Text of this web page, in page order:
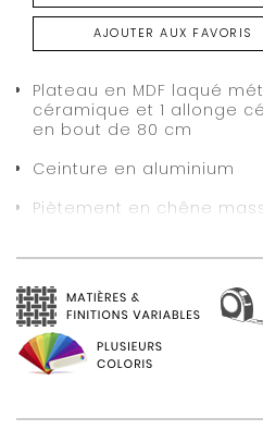
AJOUTER AUX FAVORIS
Plateau en MDF laqué
céramique et 1 allonge
en bout de 80 cm
Ceinture en aluminium
Piètement en chêne
Existe dans d'autres
L 160/240 x H 77 x P 95 cm